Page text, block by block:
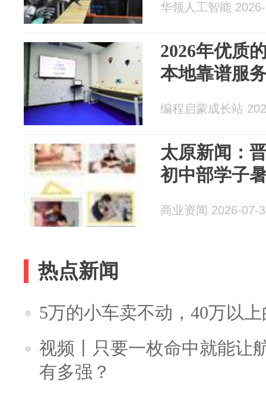
华领人工智能
2026年优质
本地靠谱服
编程启蒙成长站
太原新闻：
初中部学子
商业资闻 2026-07-
热点新闻
5万的小车卖不动，40万以
视频丨只要一枚命中就能让
有多强？